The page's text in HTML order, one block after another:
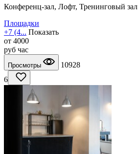
Конференц-зал, Лофт, Тренинговый зал
Площадки
+7 (4... Показать
от 4000
руб час
Просмотры
10928
6